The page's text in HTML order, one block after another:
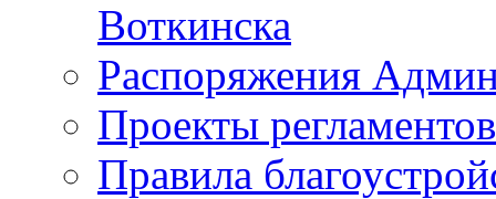
Воткинска
Распоряжения
Проекты
Правила